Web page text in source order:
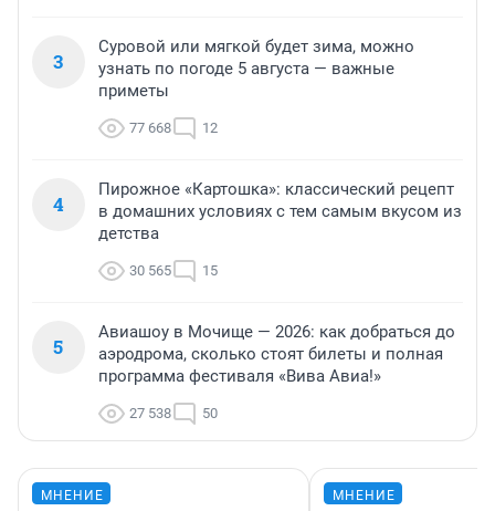
3
Суровой или мягкой будет зима, можно
узнать по погоде 5 августа — важные
приметы
77 668 12
4
Пирожное «Картошка»: классический рецепт
в домашних условиях с тем самым вкусом из
детства
30 565 15
5
Авиашоу в Мочище — 2026: как добраться до
аэродрома, сколько стоят билеты и полная
программа фестиваля «Вива Авиа!»
27 538 50
МНЕНИЕ МНЕНИЕ